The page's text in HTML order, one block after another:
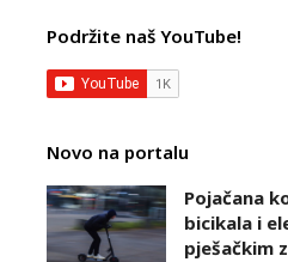
Podržite naš YouTube!
Novo na portalu
Pojačana
bicikala i
pješačkim